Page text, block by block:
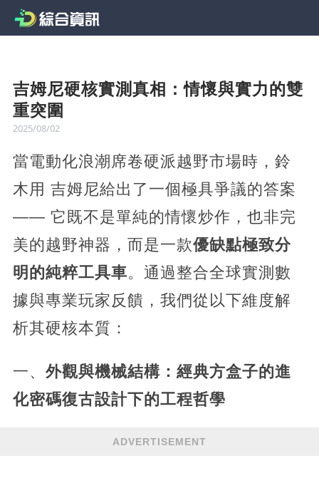
吉姆尼硬核實測真相：情懷與實力的雙
重突圍
2025/08/02
當電動化浪潮席卷硬派越野市場時，鈴
木用 吉姆尼給出了一個極具爭議的答案
—— 它既不是單純的情懷炒作，也非完
美的越野神器，而是一款優缺點極致分
明的純粹工具車。通過整合全球實測數
據與專業玩家反饋，我們從以下維度解
析其硬核本質：
一、 外觀與機械結構：經典方盒子的進
化密碼復古設計下的工程哲學
ADVERTISEMENT